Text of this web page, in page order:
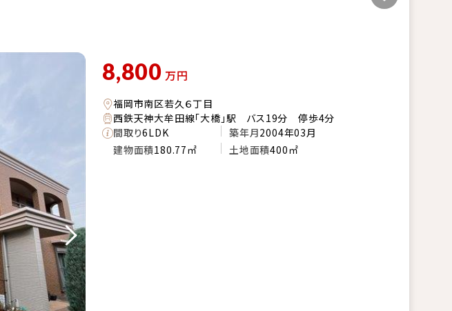
8,800 万円
福岡市南区若久６丁目
西鉄天神大牟田線「大橋」駅 バス19分 停歩4分
間取り6LDK 築年月2004年03月
建物面積180.77㎡ 土地面積400㎡